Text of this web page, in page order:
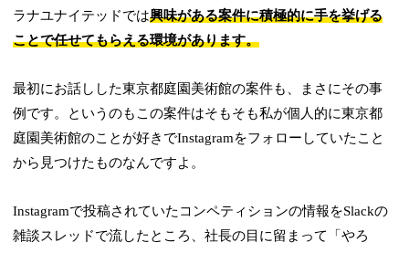
ラナユナイテッドでは興味がある案件に積極的に手を挙げる
ことで任せてもらえる環境があります。
最初にお話しした東京都庭園美術館の案件も、まさにその事
例です。というのもこの案件はそもそも私が個人的に東京都
庭園美術館のことが好きでInstagramをフォローしていたこと
から見つけたものなんですよ。
Instagramで投稿されていたコンペティションの情報をSlackの
雑談スレッドで流したところ、社長の目に留まって「やろ